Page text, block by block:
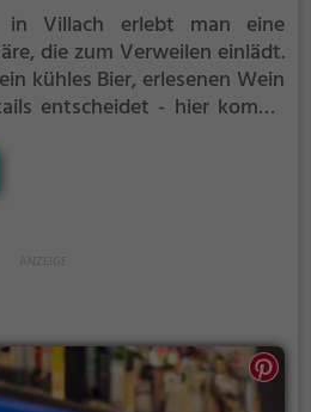
Villach erlebt man eine
die zum Verweilen einlädt.
kühles Bier, erlesenen Wein
entscheidet - hier kommt
Speisen abgerundet.
oder der Familie, hier findet